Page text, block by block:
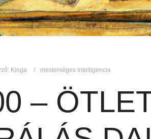
Kinga mesterséges intelligencia
–